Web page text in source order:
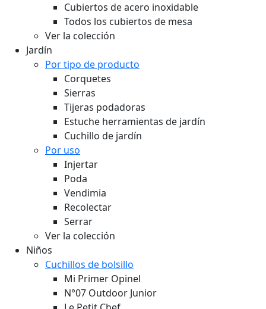
Cubiertos de acero inoxidable
Todos los cubiertos de mesa
Ver la colección
Jardín
Por tipo de producto
Corquetes
Sierras
Tijeras podadoras
Estuche herramientas de jardín
Cuchillo de jardín
Por uso
Injertar
Poda
Vendimia
Recolectar
Serrar
Ver la colección
Niños
Cuchillos de bolsillo
Mi Primer Opinel
N°07 Outdoor Junior